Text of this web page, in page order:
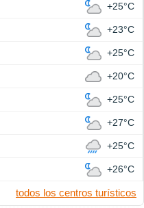
+25°C
+23°C
+25°C
+20°C
+25°C
+27°C
+25°C
+26°C
todos los centros turísticos